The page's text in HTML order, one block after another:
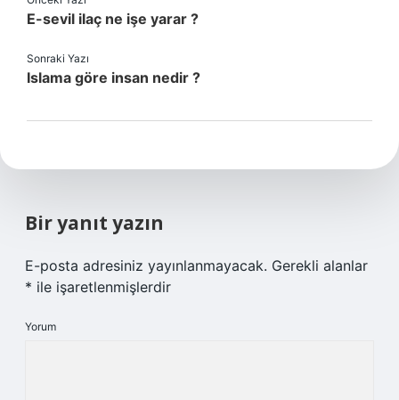
E-sevil ilaç ne işe yarar ?
Sonraki Yazı
Islama göre insan nedir ?
Bir yanıt yazın
E-posta adresiniz yayınlanmayacak. Gerekli alanlar
* ile işaretlenmişlerdir
Yorum